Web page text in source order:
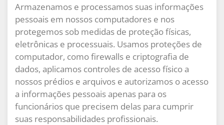
Armazenamos e processamos suas informações
pessoais em nossos computadores e nos
protegemos sob medidas de proteção físicas,
eletrônicas e processuais. Usamos proteções de
computador, como firewalls e criptografia de
dados, aplicamos controles de acesso físico a
nossos prédios e arquivos e autorizamos o acesso
a informações pessoais apenas para os
funcionários que precisem delas para cumprir
suas responsabilidades profissionais.